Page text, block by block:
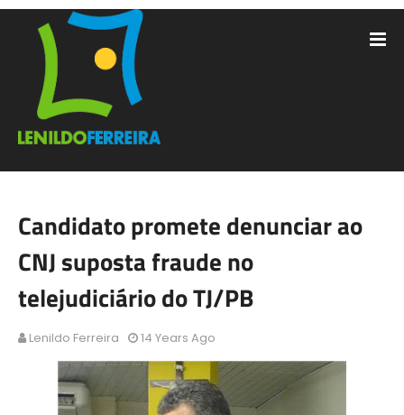
Candidato promete denunciar ao
CNJ suposta fraude no
telejudiciário do TJ/PB
Lenildo Ferreira 14 Years Ago